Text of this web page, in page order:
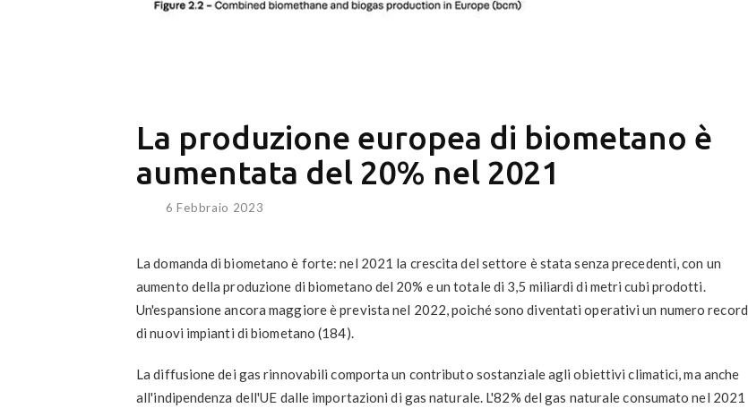
La produzione europea di biometano è
aumentata del 20% nel 2021
6 Febbraio 2023
La domanda di biometano è forte: nel 2021 la crescita del settore è stata senza precedenti, con un
aumento della produzione di biometano del 20% e un totale di 3,5 miliardi di metri cubi prodotti.
Un'espansione ancora maggiore è prevista nel 2022, poiché sono diventati operativi un numero record
di nuovi impianti di biometano (184).
La diffusione dei gas rinnovabili comporta un contributo sostanziale agli obiettivi climatici, ma anche
all'indipendenza dell'UE dalle importazioni di gas naturale. L'82% del gas naturale consumato nel 2021